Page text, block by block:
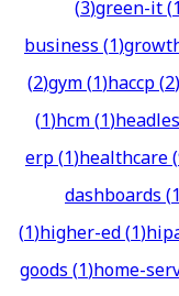
(3)green-it(
business(1)
(2)gym(1)haccp(2)
(1)hcm(1)
erp(1)healthcare(
dashboards(
(1)higher-ed(1)
goods(1)home-